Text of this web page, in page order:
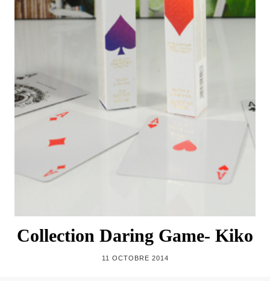
Collection Daring Game- Kiko
11 OCTOBRE 2014